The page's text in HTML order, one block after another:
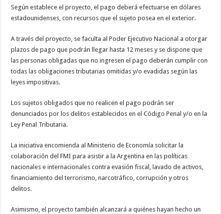
Según establece el proyecto, el pago deberá efectuarse en dólares
estadounidenses, con recursos que el sujeto posea en el exterior.
A través del proyecto, se faculta al Poder Ejecutivo Nacional a otorgar
plazos de pago que podrán llegar hasta 12 meses y se dispone que
las personas obligadas que no ingresen el pago deberán cumplir con
todas las obligaciones tributarias omitidas y/o evadidas según las
leyes impositivas.
Los sujetos obligados que no realicen el pago podrán ser
denunciados por los delitos establecidos en el Código Penal y/o en la
Ley Penal Tributaria.
La iniciativa encomienda al Ministerio de Economía solicitar la
colaboración del FMI para asistir a la Argentina en las políticas
nacionales e internacionales contra evasión fiscal, lavado de activos,
financiamiento del terrorismo, narcotráfico, corrupción y otros
delitos.
Asimismo, el proyecto también alcanzará a quiénes hayan hecho un